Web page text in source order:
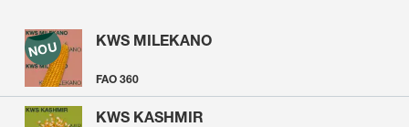
KWS MILEKANO
FAO 360
KWS KASHMIR